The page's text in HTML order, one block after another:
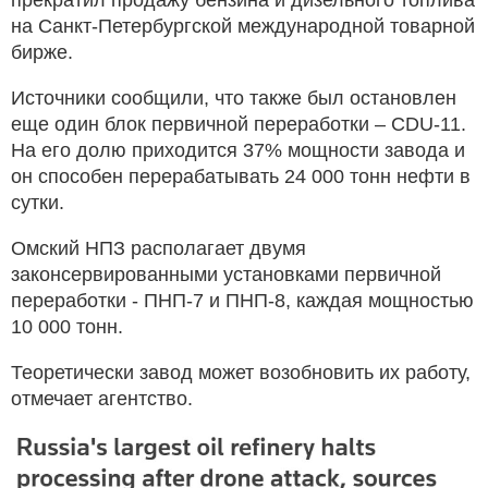
на Санкт-Петербургской международной товарной
бирже.
Источники сообщили, что также был остановлен
еще один блок первичной переработки – CDU-11.
На его долю приходится 37% мощности завода и
он способен перерабатывать 24 000 тонн нефти в
сутки.
Омский НПЗ располагает двумя
законсервированными установками первичной
переработки - ПНП-7 и ПНП-8, каждая мощностью
10 000 тонн.
Теоретически завод может возобновить их работу,
отмечает агентство.